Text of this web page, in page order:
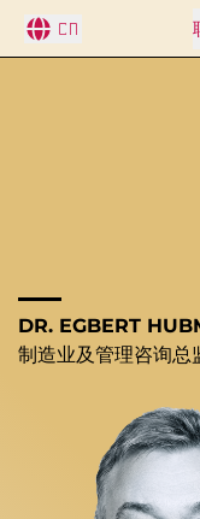
CN
DR. EGBERT
制造业及管理咨询总